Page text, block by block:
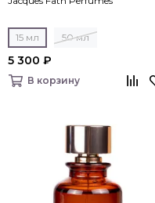
15 мл 50 мл
5 300 ₽
В корзину